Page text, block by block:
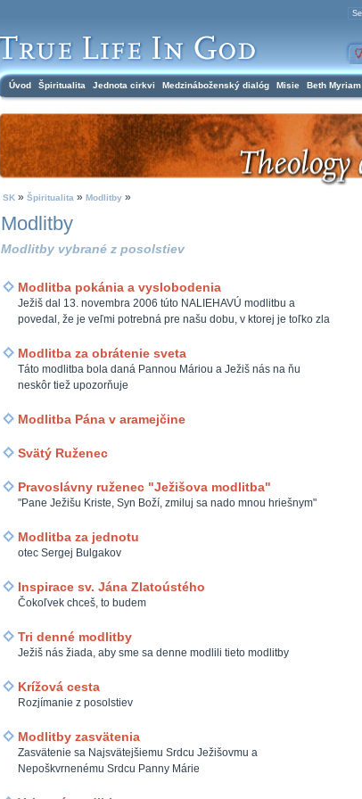
Úvod Špiritualita Jednota cirkvi Medzináboženský dialóg Misie Beth Myriam
SK » Špiritualita » Modlitby »
Modlitby
Modlitby vybrané z posolstiev
Modlitba pokánia a vyslobodenia
Ježiš dal 13. novembra 2006 túto NALIEHAVÚ modlitbu a
povedal, že je veľmi potrebná pre našu dobu, v ktorej je toľko zla
Modlitba za obrátenie sveta
Táto modlitba bola daná Pannou Máriou a Ježiš nás na ňu
neskôr tiež upozorňuje
Modlitba Pána v aramejčine
Svätý Ruženec
Pravoslávny ruženec "Ježišova modlitba"
"Pane Ježišu Kriste, Syn Boží, zmiluj sa nado mnou hriešnym"
Modlitba za jednotu
otec Sergej Bulgakov
Inspirace sv. Jána Zlatoústého
Čokoľvek chceš, to budem
Tri denné modlitby
Ježiš nás žiada, aby sme sa denne modlili tieto modlitby
Krížová cesta
Rozjímanie z posolstiev
Modlitby zasvätenia
Zasvätenie sa Najsvätejšiemu Srdcu Ježišovmu a
Nepoškvrnenému Srdcu Panny Márie